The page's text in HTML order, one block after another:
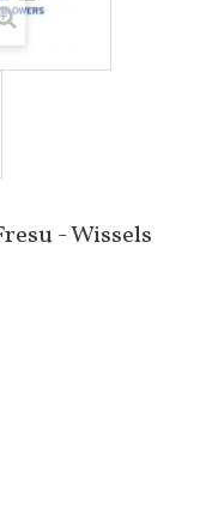
- Wissels